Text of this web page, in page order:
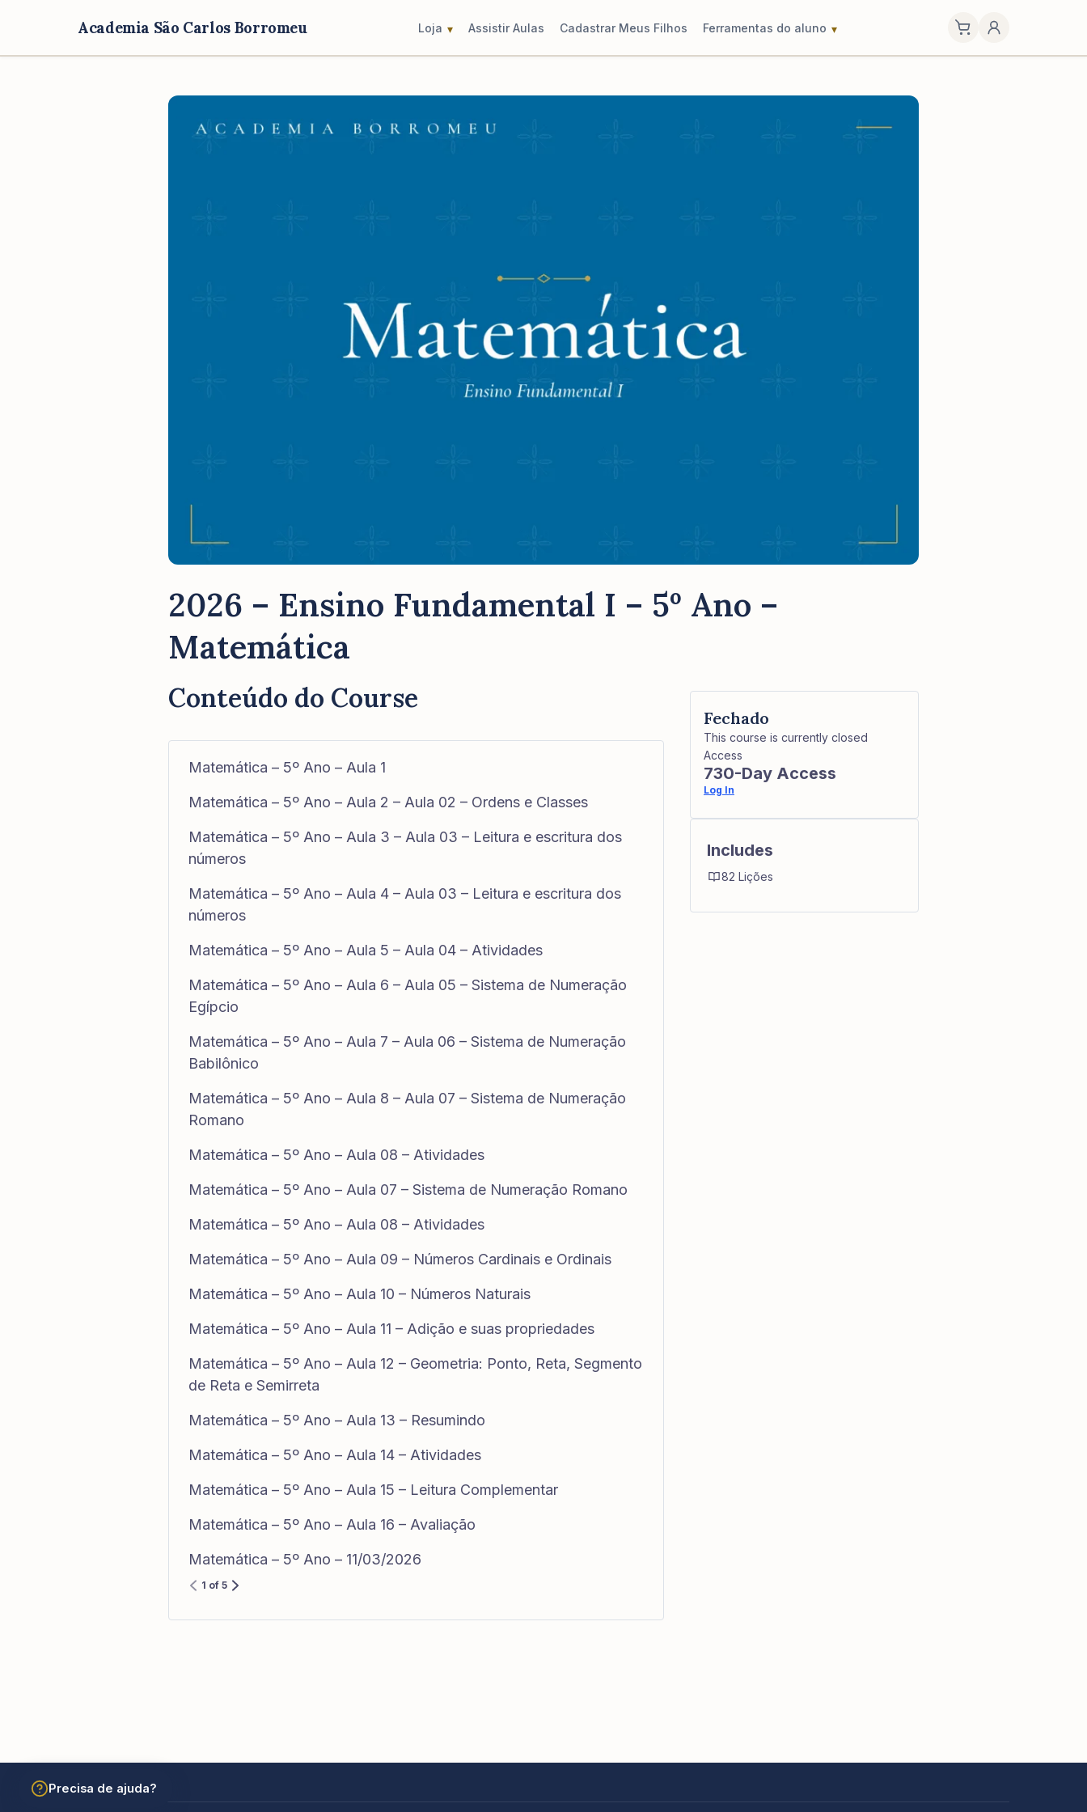
Academia São Carlos Borromeu Loja Assistir Aulas Cadastrar Meus Filhos Ferramentas do aluno
2026 – Ensino Fundamental I – 5º Ano –
Matemática
Conteúdo do Course
Matemática – 5º Ano – Aula 1
Matemática – 5º Ano – Aula 2 – Aula 02 – Ordens e Classes
Matemática – 5º Ano – Aula 3 – Aula 03 – Leitura e escritura dos
números
Matemática – 5º Ano – Aula 4 – Aula 03 – Leitura e escritura dos
números
Matemática – 5º Ano – Aula 5 – Aula 04 – Atividades
Matemática – 5º Ano – Aula 6 – Aula 05 – Sistema de Numeração
Egípcio
Matemática – 5º Ano – Aula 7 – Aula 06 – Sistema de Numeração
Babilônico
Matemática – 5º Ano – Aula 8 – Aula 07 – Sistema de Numeração
Romano
Matemática – 5º Ano – Aula 08 – Atividades
Matemática – 5º Ano – Aula 07 – Sistema de Numeração Romano
Matemática – 5º Ano – Aula 08 – Atividades
Matemática – 5º Ano – Aula 09 – Números Cardinais e Ordinais
Matemática – 5º Ano – Aula 10 – Números Naturais
Matemática – 5º Ano – Aula 11 – Adição e suas propriedades
Matemática – 5º Ano – Aula 12 – Geometria: Ponto, Reta, Segmento
de Reta e Semirreta
Matemática – 5º Ano – Aula 13 – Resumindo
Matemática – 5º Ano – Aula 14 – Atividades
Matemática – 5º Ano – Aula 15 – Leitura Complementar
Matemática – 5º Ano – Aula 16 – Avaliação
Matemática – 5º Ano – 11/03/2026
1 of 5
Fechado
This course is currently closed
Access
730-Day Access
Log In
Includes
82 Lições
Precisa de ajuda?